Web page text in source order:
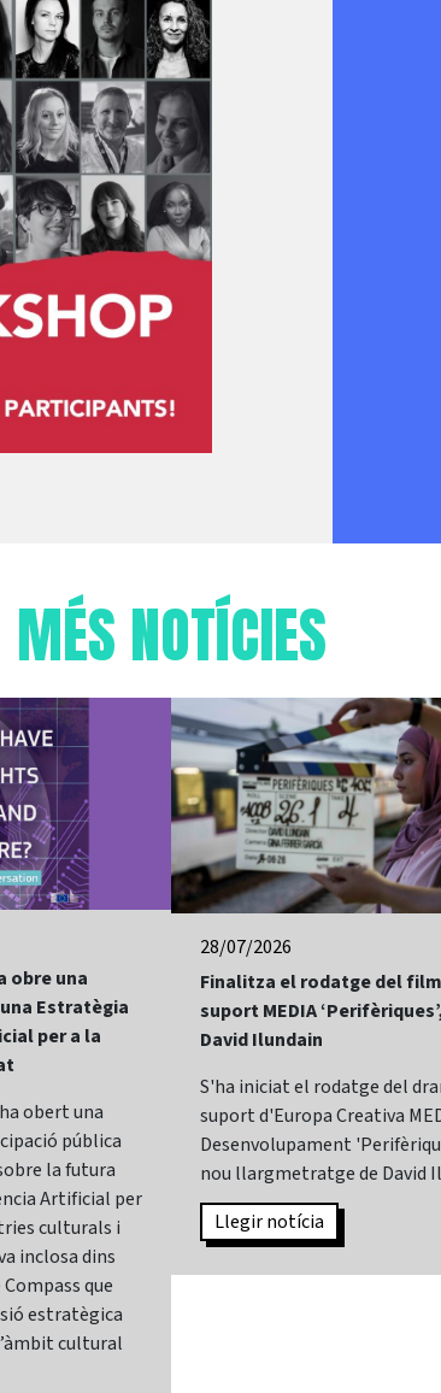
MÉS NOTÍCIES
obre una
Estratègia
per a la
obert una
pública
la futura
Artificial per
culturals i
inclosa dins
que
estratègica
cultural
28/07/2026
Finalitza el rodatge del
suport MEDIA
David Ilundain
S'ha iniciat el rodatge del
suport d'Europa Creativa
Desenvolupament
nou llargmetratge de David
Llegir notícia